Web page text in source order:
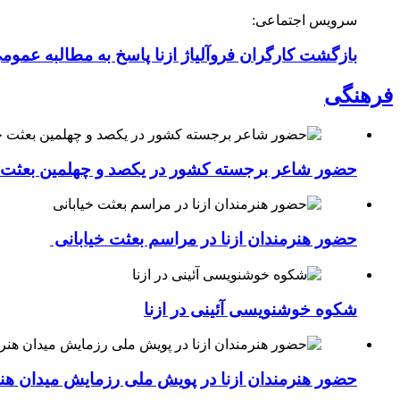
سرویس اجتماعی:
بازگشت کارگران فروآلیاژ ازنا پاسخ به مطالبه
فرهنگی
حضور شاعر برجسته کشور در یکصد و چهلمین بعثت
حضور هنرمندان ازنا در مراسم بعثت خیابانی
شکوه خوشنویسی آئینی در ازنا
حضور هنرمندان ازنا در پویش ملی رزمایش میدان